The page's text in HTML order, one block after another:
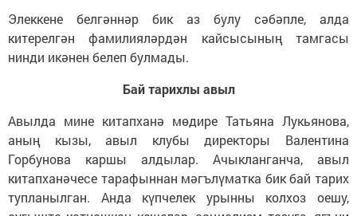
Элеккене белгәннәр бик аз булу сәбәпле, алда
китерелгән фамилияләрдән кайсысының тамгасы
нинди икәнен белеп булмады.
Бай тарихлы авыл
Авылда мине китапханә мөдире Татьяна Лукьянова,
аның кызы, авыл клубы директоры Валентина
Горбунова каршы алдылар. Ачыкланганча, авыл
китапханәчесе тарафыннан мәгълүматка бик бай тарих
тупланылган. Анда күпчелек урынны колхоз оешу,